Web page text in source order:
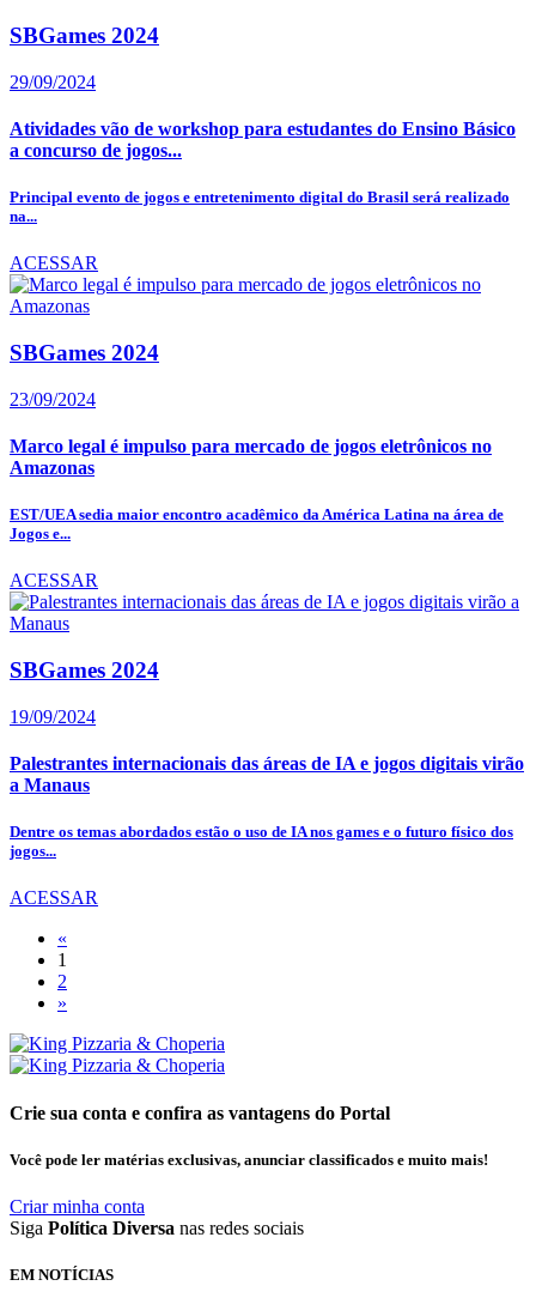
SBGames 2024
29/09/2024
Atividades vão de workshop para estudantes do Ensino Básico
a concurso de jogos...
Principal evento de jogos e entretenimento digital do Brasil será realizado
na...
ACESSAR
SBGames 2024
23/09/2024
Marco legal é impulso para mercado de jogos eletrônicos no
Amazonas
EST/UEA sedia maior encontro acadêmico da América Latina na área de
Jogos e...
ACESSAR
SBGames 2024
19/09/2024
Palestrantes internacionais das áreas de IA e jogos digitais virão
a Manaus
Dentre os temas abordados estão o uso de IA nos games e o futuro físico dos
jogos...
ACESSAR
«
1
2
»
Crie sua conta e confira as vantagens do Portal
Você pode ler matérias exclusivas, anunciar classificados e muito mais!
Criar minha conta
Siga Política Diversa nas redes sociais
EM NOTÍCIAS